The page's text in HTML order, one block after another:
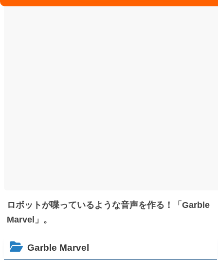
ロボットが喋っているような音声を作る！「Garble
Marvel」。
Garble Marvel